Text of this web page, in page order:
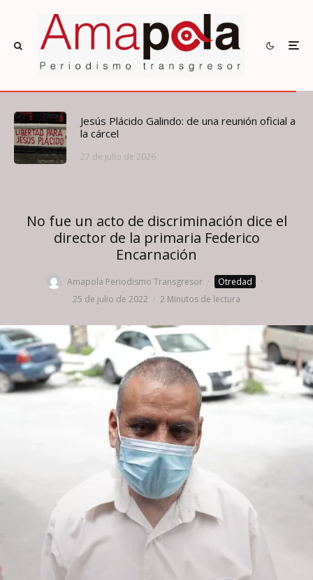
Jesús Plácido Galindo: de una reunión oficial a
la cárcel
27 de julio de 2026
No fue un acto de discriminación dice el
director de la primaria Federico
Encarnación
Amapola Periodismo Transgresor · Otredad
·
25 de julio de 2022 · 2 Minutos de lectura